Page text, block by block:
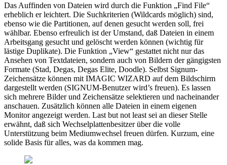
Das Auffinden von Dateien wird durch die Funktion „Find File“
erheblich er leichtert. Die Suchkriterien (Wildcards möglich) sind,
ebenso wie die Partitionen, auf denen gesucht werden soll, frei
wählbar. Ebenso erfreulich ist der Umstand, daß Dateien in einem
Arbeitsgang gesucht und gelöscht werden können (wichtig für
lästige Duplikate). Die Funktion „View“ gestattet nicht nur das
Ansehen von Textdateien, sondern auch von Bildern der gängigsten
Formate (Stad, Degas, Degas Elite, Doodle). Selbst Signum-
Zeichensätze können mit IMAGIC WIZARD auf dem Bildschirm
dargestellt werden (SIGNUM-Benutzer wird’s freuen). Es lassen
sich mehrere Bilder und Zeichensätze selektieren und nacheinander
anschauen. Zusätzlich können alle Dateien in einem eigenen
Monitor angezeigt werden. Last but not least sei an dieser Stelle
erwähnt, daß sich Wechselplattenbesitzer über die volle
Unterstützung beim Mediumwechsel freuen dürfen. Kurzum, eine
solide Basis für alles, was da kommen mag.